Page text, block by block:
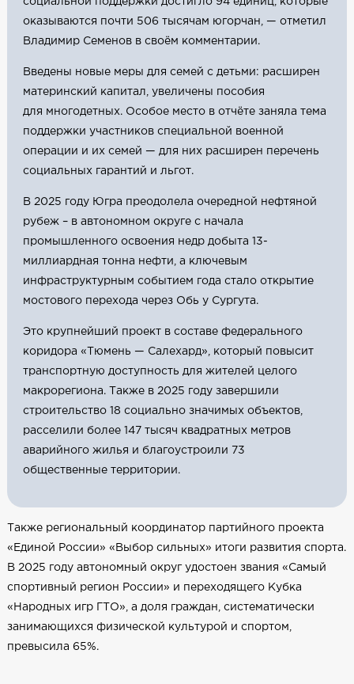
оказываются почти 506 тысячам югорчан, — отметил
Владимир Семенов в своём комментарии.
Введены новые меры для семей с детьми: расширен
материнский капитал, увеличены пособия
для многодетных. Особое место в отчёте заняла тема
поддержки участников специальной военной
операции и их семей — для них расширен перечень
социальных гарантий и льгот.
В 2025 году Югра преодолела очередной нефтяной
рубеж – в автономном округе с начала
промышленного освоения недр добыта 13-
миллиардная тонна нефти, а ключевым
инфраструктурным событием года стало открытие
мостового перехода через Обь у Сургута.
Это крупнейший проект в составе федерального
коридора «Тюмень — Салехард», который повысит
транспортную доступность для жителей целого
макрорегиона. Также в 2025 году завершили
строительство 18 социально значимых объектов,
расселили более 147 тысяч квадратных метров
аварийного жилья и благоустроили 73
общественные территории.
Также региональный координатор партийного проекта
«Единой России» «Выбор сильных» итоги развития спорта.
В 2025 году автономный округ удостоен звания «Самый
спортивный регион России» и переходящего Кубка
«Народных игр ГТО», а доля граждан, систематически
занимающихся физической культурой и спортом,
превысила 65%.